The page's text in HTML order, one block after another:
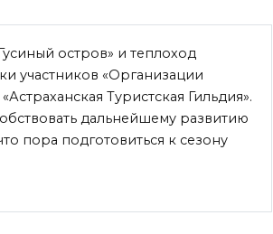
остров» и теплоход
участников «Организации
Туристская Гильдия».
дальнейшему развитию
пора подготовиться к сезону